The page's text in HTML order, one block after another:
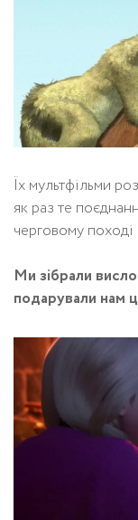
Їх мультфільми
як раз те
черговому поході
Ми зібрали
подарували нам